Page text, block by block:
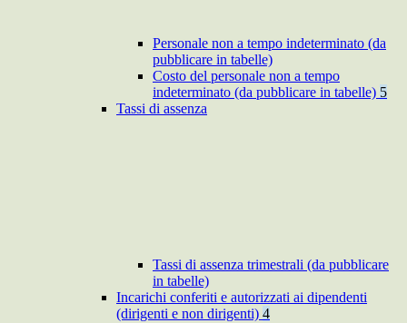
Personale non a tempo indeterminato (da
pubblicare in tabelle)
Costo del personale non a tempo
indeterminato (da pubblicare in tabelle) 5
Tassi di assenza
Tassi di assenza trimestrali (da pubblicare
in tabelle)
Incarichi conferiti e autorizzati ai dipendenti
(dirigenti e non dirigenti) 4